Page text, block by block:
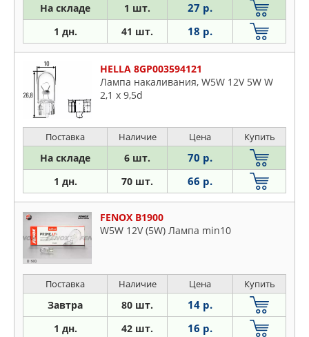
На складе 1 шт. 27 р.
1 дн. 41 шт. 18 р.
HELLA 8GP003594121
Лампа накаливания, W5W 12V 5W W
2,1 x 9,5d
Поставка Наличие Цена Купить
На складе 6 шт. 70 р.
1 дн. 70 шт. 66 р.
FENOX B1900
W5W 12V (5W) Лампа min10
Поставка Наличие Цена Купить
Завтра 80 шт. 14 р.
1 дн. 42 шт. 16 р.